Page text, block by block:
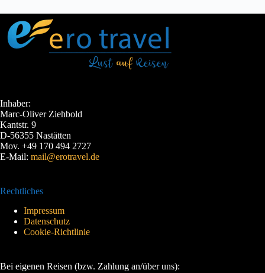
Inhaber:
Marc-Oliver Ziehbold
Kantstr. 9
D-56355 Nastätten
Mov. +49 170 494 2727
E-Mail: mail@erotravel.de
Rechtliches
Impressum
Datenschutz
Cookie-Richtlinie
Bei eigenen Reisen (bzw. Zahlung an/über uns):